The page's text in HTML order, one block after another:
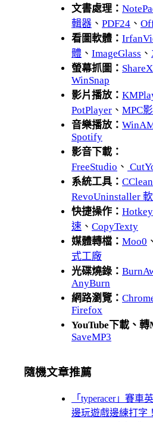
文書處理：
輯器 、 PDF24 、
看圖軟體：
體 、 ImageGlass 、
螢幕抓圖： ShareX
WinSnap
影片播放：
PotPlayer 、 MPC
音樂播放：
Spotify
影音下載：
FreeStudio 、
系統工具：
RevoUninstaller
快捷操作：
速 、 CopyTexty
媒體轉檔： Moo0 、
式工廠
光碟燒錄：
AnyBurn
網路瀏覽：
Firefox
YouTube下載、轉
SaveMP3
隨機文章推薦
「typeracer」賽車
邊玩遊戲邊練打字！